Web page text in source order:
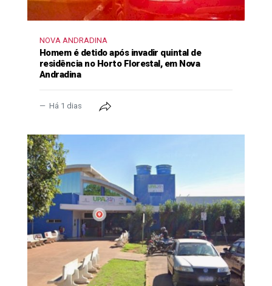
NOVA ANDRADINA
Homem é detido após invadir quintal de
residência no Horto Florestal, em Nova
Andradina
Há 1 dias